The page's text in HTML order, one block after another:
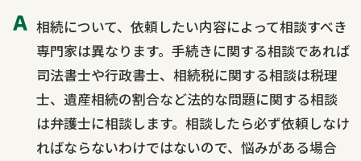
相続について、依頼したい内容によって相談すべき
専門家は異なります。手続きに関する相談であれば
司法書士や行政書士、相続税に関する相談は税理
士、遺産相続の割合など法的な問題に関する相談
は弁護士に相談します。相談したら必ず依頼しなけ
ればならないわけではないので、悩みがある場合